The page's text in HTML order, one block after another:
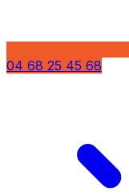
04 68 25 45 68